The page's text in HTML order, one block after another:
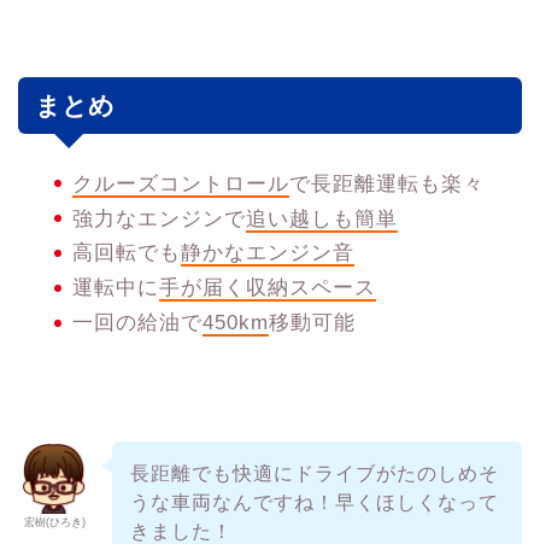
まとめ
クルーズコントロールで長距離運転も楽々
強力なエンジンで追い越しも簡単
高回転でも静かなエンジン音
運転中に手が届く収納スペース
一回の給油で450km移動可能
宏樹(ひろき)
長距離でも快適にドライブがたのしめそ
うな車両なんですね！早くほしくなって
きました！